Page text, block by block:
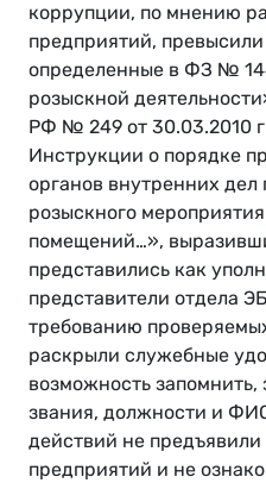
коррупции, по мнению
предприятий,
определенные в ФЗ №
розыскной
РФ № 249 от 30.03.2010
Инструкции о порядке
органов внутренних дел
розыскного
помещений…»,
представились как
представители отдела
требованию
раскрыли служебные
возможность запомнить,
звания, должности и
действий не
предприятий и не